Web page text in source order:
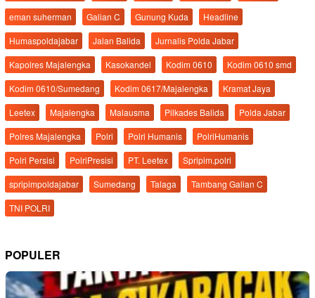
eman suherman
Galian C Gunung Kuda
Headline
Humaspoldajabar
Jalan Balida
Jurnalis Polda Jabar
Kapolres Majalengka
Kasokandel Kodim 0610
Kodim 0610 smd
Kodim 0610/Sumedang
Kodim 0617/Majalengka
Kramat Jaya
Leetex
Majalengka Malausma Pilkades Balida
Polda Jabar
Polres Majalengka
Polri Polri Humanis
PolriHumanis
Polri Persisi
PolriPresisi PT. Leetex
Spripim.polri
spripimpoldajabar
Sumedang Talaga
Tambang Galian C
TNI POLRI
POPULER